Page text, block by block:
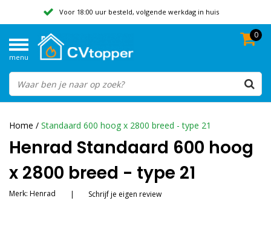
Voor 18:00 uur besteld, volgende werkdag in huis
Beoordeeld met een 9,8
menu
0
Home / Standaard 600 hoog x 2800 breed - type 21
Henrad Standaard 600 hoog
x 2800 breed - type 21
Merk: Henrad | Schrijf je eigen review